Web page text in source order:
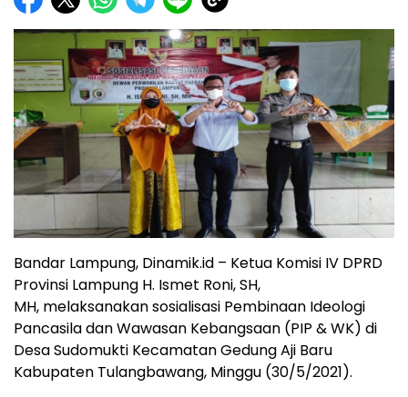
Bandar Lampung, Dinamik.id – Ketua Komisi IV DPRD
Provinsi Lampung H. Ismet Roni, SH,
MH, melaksanakan sosialisasi Pembinaan Ideologi
Pancasila dan Wawasan Kebangsaan (PIP & WK) di
Desa Sudomukti Kecamatan Gedung Aji Baru
Kabupaten Tulangbawang, Minggu (30/5/2021).